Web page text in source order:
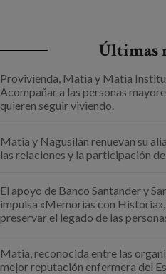
Últimas
Provivienda, Matia y Matia
Acompañar a las personas
quieren seguir viviendo.
Matia y Nagusilan renuevan su
las relaciones y la participación
El apoyo de Banco Santander y
impulsa «Memorias con
preservar el legado de las
Matia, reconocida entre las
mejor reputación enfermera del